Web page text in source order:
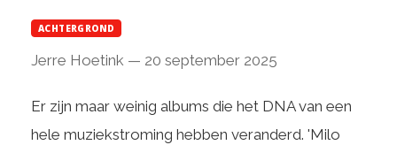
ACHTERGROND
Jerre Hoetink — 20 september 2025
Er zijn maar weinig albums die het DNA van een
hele muziekstroming hebben veranderd. 'Milo